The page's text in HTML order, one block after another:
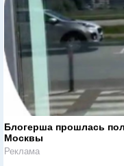
Блогерша прошлась
Москвы
Реклама